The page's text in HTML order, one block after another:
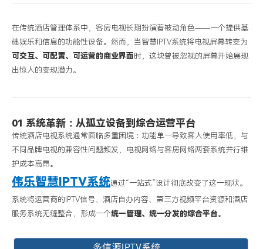
在传统酒店管理体系中，客房电视长期扮演着被动角色——一个提供基
础娱乐和信息的功能性设备。然而，当智慧 IPTV系统将电视屏幕转变为
可交互、可配置、可运营的商业界面时，这块曾被忽视的屏幕开始展现
出惊人的变现潜力。
01 系统革新：从孤立设备到综合运营平台
传统酒店电视系统通常面临多重困境：功能单一导致客人使用率低，与
不同品牌电视的兼容性问题频发，电视网络与客房网络两套系统并行维
护成本高昂。
伟乐智慧IPTV系统通过“一站式”设计彻底改变了这一现状。
系统将运营商的 IPTV信号、酒店自办内容、第三方视频平台资源和酒店
服务系统无缝整合，形成一个统一管理、统一分发的综合平台。